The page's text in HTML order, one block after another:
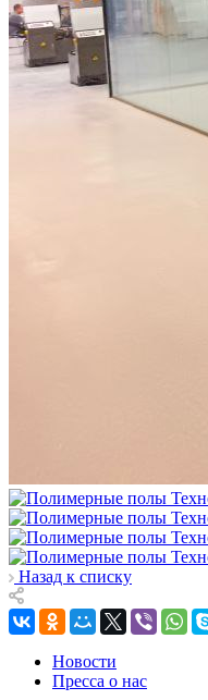
Назад к списку
Новости
Пресса о нас